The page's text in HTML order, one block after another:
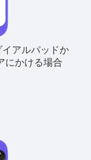
アルパッドか
にかける場合